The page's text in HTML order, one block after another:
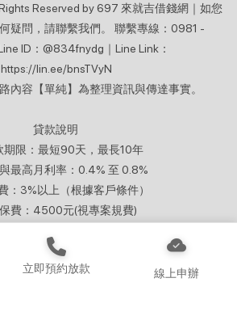
立即預約放款 線上申辦
Reserved by 697 來就吉借錢網｜如您
疑問，請聯繫我們。 聯繫專線：0981 -
ID：@834fnydg｜Line Link：
https://lin.ee/bnsTVyN
內容【單純】為整理資訊與傳達事實。
貸款說明
期限：最短90天，最長10年
最高月利率：0.4% 至 0.8%
：3%以上（根據客戶條件）
保費：4500元(視專案規費)
款利息計算以年金法計算，實際貸款條件，
信用條件，核准貸款產品為準。